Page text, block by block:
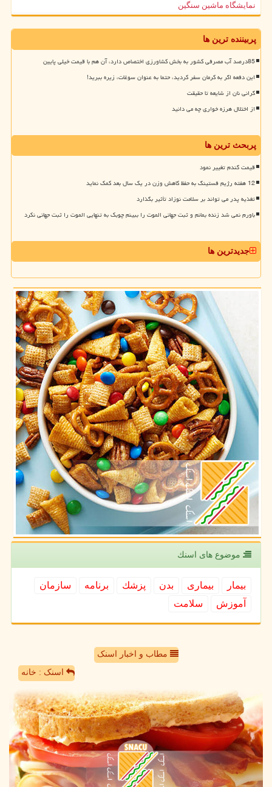
نمایشگاه ماشین سنگین
پربیننده ترین ها
85درصد آب مصرفی کشور به بخش کشاورزی اختصاص دارد، آن هم با قیمت خیلی پایین
این دفعه اگر به کرمان سفر کردید، حتما به عنوان سوغات، زیره ببرید!
گرانی نان از شایعه تا حقیقت
از اختلال هرزه خواری چه می دانید
پربحث ترین ها
قیمت گندم تغییر نمود
12 هفته رژیم فستینگ به حفظ کاهش وزن در یک سال بعد کمک نماید
تغذیه پدر می تواند بر سلامت نوزاد تأثیر بگذارد
باورم نمی شد زنده بمانم و ثبت جهانی الموت را ببینم چوبک به تنهایی الموت را ثبت جهانی نکرد
جدیدترین ها
موضوع های اسنك
بیمار بیماری بدن پزشك برنامه
سازمان
آموزش
سلامت
مطاب و اخبار اسنک
اسنک : خانه